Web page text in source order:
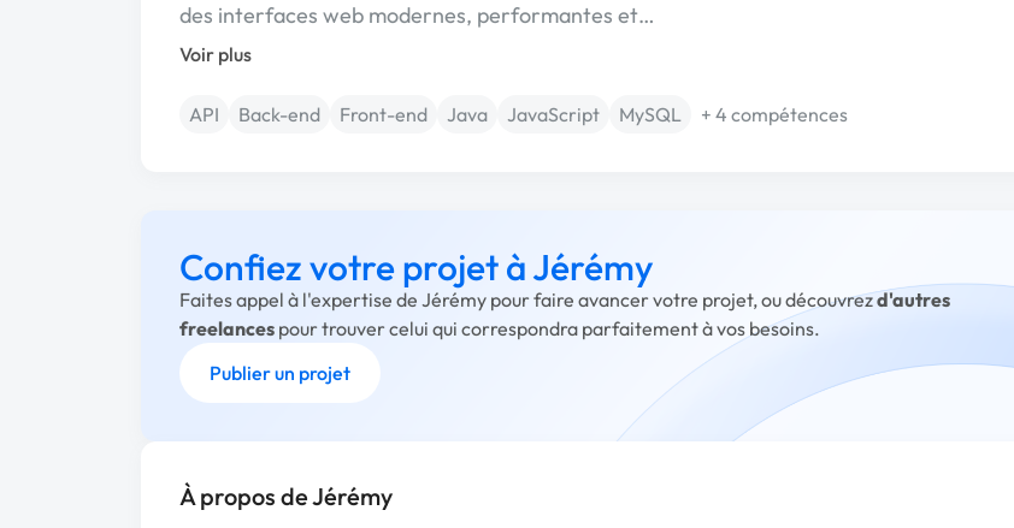
des interfaces web modernes, performantes et…
Voir plus
API Back-end Front-end Java JavaScript MySQL + 4 compétences
Confiez votre projet à Jérémy
Faites appel à l'expertise de Jérémy pour faire avancer votre projet, ou découvrezd'autres
freelances pour trouver celui qui correspondra parfaitement à vos besoins.
Publier un projet
À propos de Jérémy